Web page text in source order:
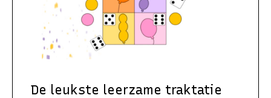
De leukste leerzame traktatie